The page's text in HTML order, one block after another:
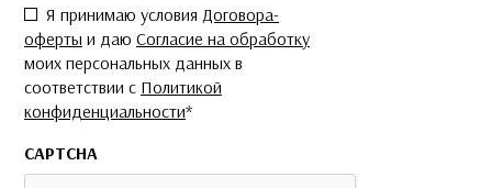
Согласие*
Я принимаю условия Договора-
оферты и даю Согласие на обработку
моих персональных данных в
соответствии с Политикой
конфиденциальности*
CAPTCHA